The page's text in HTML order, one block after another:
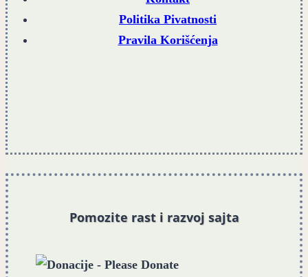
Politika Pivatnosti
Pravila Korišćenja
Pomozite rast i razvoj sajta